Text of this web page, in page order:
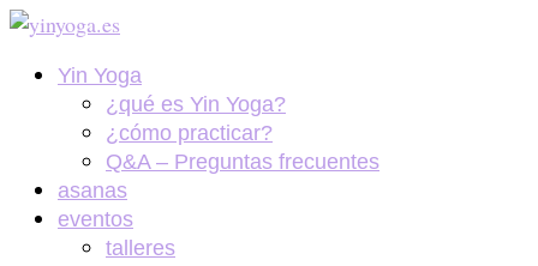
Yin Yoga
¿qué es Yin Yoga?
¿cómo practicar?
Q&A – Preguntas frecuentes
asanas
eventos
talleres